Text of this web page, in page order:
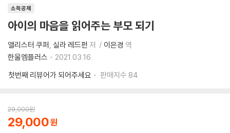
소득공제
아이의 마음을 읽어주는 부모 되기
앨리스터 쿠퍼 실라 레드펀 저 이은경 역
한울엠플러스
2021.03.16.
첫번째 리뷰어가 되어주세요
판매지수 84
29,000원
29,000